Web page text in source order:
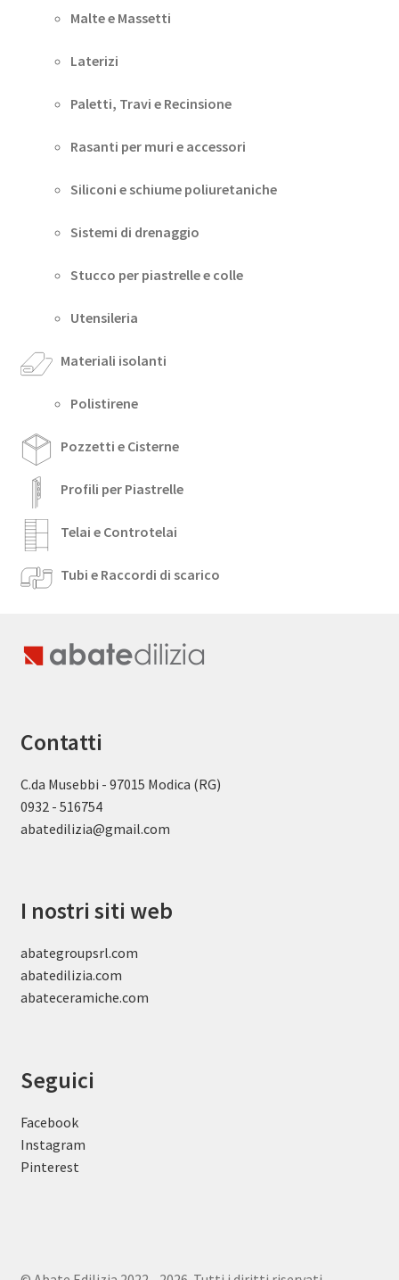
Malte e Massetti
Laterizi
Paletti, Travi e Recinsione
Rasanti per muri e accessori
Siliconi e schiume poliuretaniche
Sistemi di drenaggio
Stucco per piastrelle e colle
Utensileria
Materiali isolanti
Polistirene
Pozzetti e Cisterne
Profili per Piastrelle
Telai e Controtelai
Tubi e Raccordi di scarico
Contatti
C.da Musebbi - 97015 Modica (RG)
0932 - 516754
abatedilizia@gmail.com
I nostri siti web
abategroupsrl.com
abatedilizia.com
abateceramiche.com
Seguici
Facebook
Instagram
Pinterest